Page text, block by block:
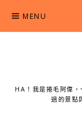
content
MENU
HA！我是捲毛阿偉
過的景點